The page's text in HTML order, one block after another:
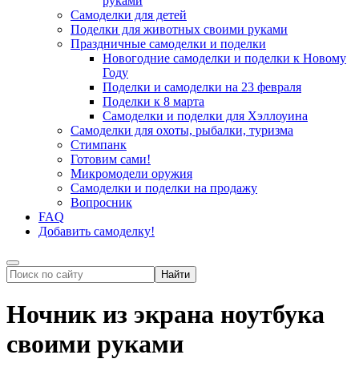
Самоделки для детей
Поделки для животных своими руками
Праздничные самоделки и поделки
Новогодние самоделки и поделки к Новому
Году
Поделки и самоделки на 23 февраля
Поделки к 8 марта
Самоделки и поделки для Хэллоуина
Самоделки для охоты, рыбалки, туризма
Стимпанк
Готовим сами!
Микромодели оружия
Самоделки и поделки на продажу
Вопросник
FAQ
Добавить самоделку!
Ночник из экрана ноутбука
своими руками